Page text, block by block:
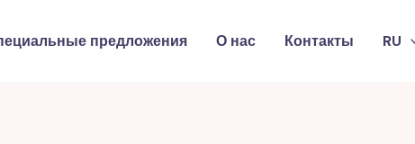
предложения О нас Контакты RU